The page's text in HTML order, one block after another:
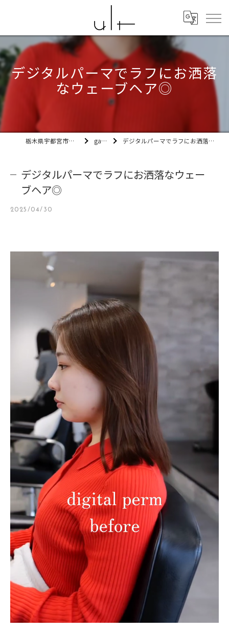
デジタルパーマでラフにお洒落
なウェーブヘア◎
栃木県宇都宮市の美容室ult gallery デジタルパーマでラフにお洒落なウェーブヘア◎
デジタルパーマでラフにお洒落なウェー
ブヘア◎
2025/04/30